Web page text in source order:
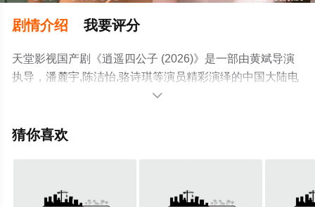
剧情介绍 我要评分
天堂影视国产剧《逍遥四公子 (2026)》是一部由黄斌导演
执导，潘麓宇,陈洁怡,骆诗琪等演员精彩演绎的中国大陆电
视剧，大结局剧情已揭晓（1-1全集），手机免费观看高清
可移步至豆瓣电视剧、电视猫或剧情网等平台了解。

猜你喜欢